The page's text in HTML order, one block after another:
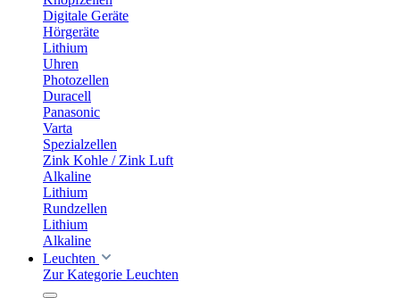
Digitale Geräte
Hörgeräte
Lithium
Uhren
Photozellen
Duracell
Panasonic
Varta
Spezialzellen
Zink Kohle / Zink Luft
Alkaline
Lithium
Rundzellen
Lithium
Alkaline
Leuchten
Zur Kategorie Leuchten